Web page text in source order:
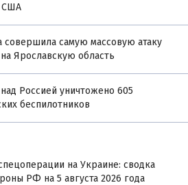
США
совершила самую массовую атаку
Ярославскую область
Россией уничтожено 605
беспилотников
на Украине: сводка
РФ на 5 августа 2026 года